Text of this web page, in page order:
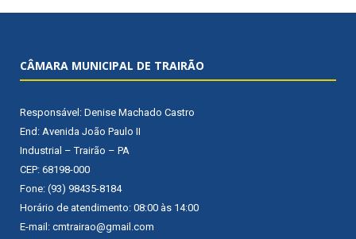
CÂMARA MUNICIPAL DE TRAIRÃO
Responsável: Denise Machado Castro
End: Avenida João Paulo II
Industrial – Trairão – PA
CEP: 68198-000
Fone: (93) 98435-8184
Horário de atendimento: 08:00 às 14:00
E-mail: cmtrairao@gmail.com